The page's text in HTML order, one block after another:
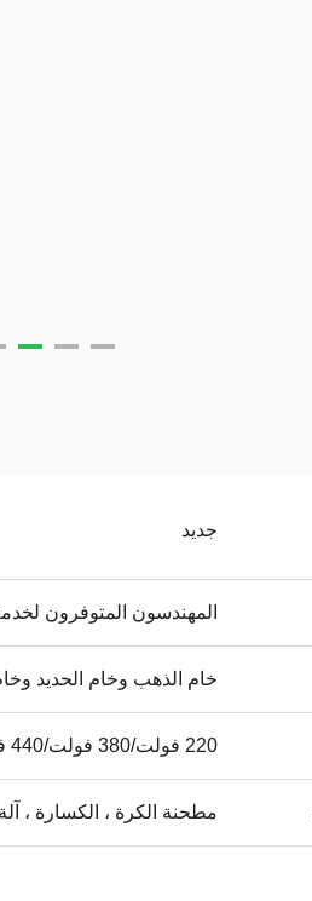
جديد
المهندسون المتوفرون
خام الذهب وخام الحديد
220 فولت/380 فولت/440 فولت
مطحنة الكرة ، الكسارة ، آلة